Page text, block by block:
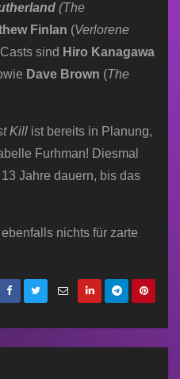
(The
Finlan (Verlorene
sind Hiro Kanagawa
Dave Brown (The
Kill ist bereits in Planung,
Furhman! Diesmal
Jahre dauern, bis das
nichts für zarte